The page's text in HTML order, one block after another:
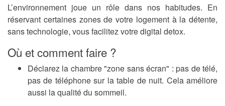
L’environnement joue un rôle dans nos habitudes. En
réservant certaines zones de votre logement à la détente,
sans technologie, vous facilitez votre digital detox.
Où et comment faire ?
Déclarez la chambre "zone sans écran" : pas de télé,
pas de téléphone sur la table de nuit. Cela améliore
aussi la qualité du sommeil.